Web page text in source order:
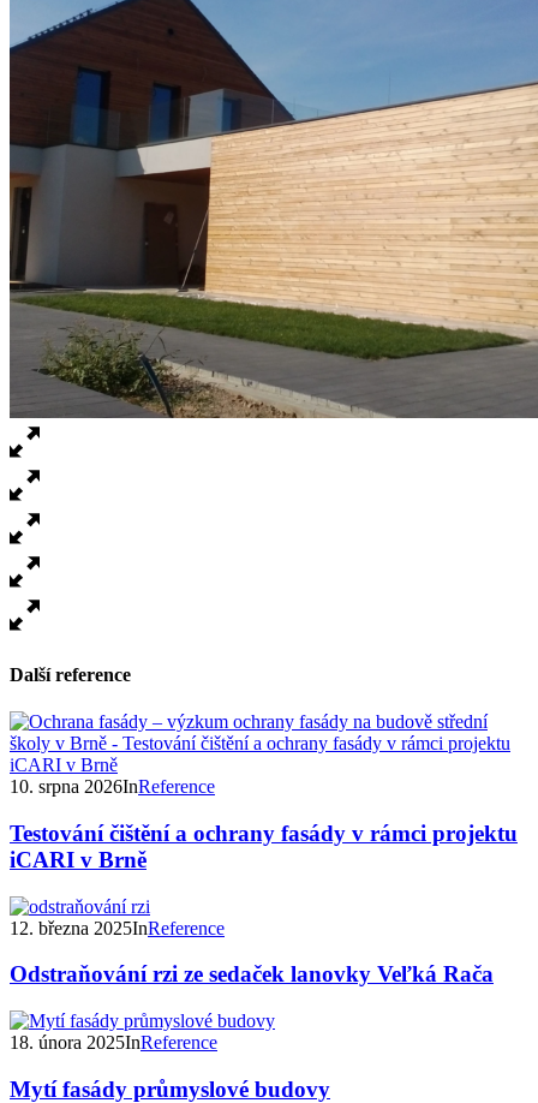
Další reference
10. srpna 2026InReference
Testování čištění a ochrany fasády v rámci projektu
iCARI v Brně
12. března 2025InReference
Odstraňování rzi ze sedaček lanovky Veľká Rača
18. února 2025InReference
Mytí fasády průmyslové budovy